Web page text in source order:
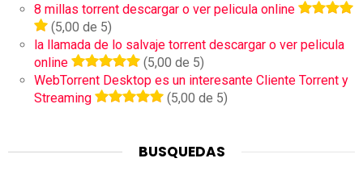
8 millas torrent descargar o ver pelicula online
(5,00 de 5)
la llamada de lo salvaje torrent descargar o ver pelicula
online
(5,00 de 5)
WebTorrent Desktop es un interesante Cliente Torrent y
Streaming
(5,00 de 5)
BUSQUEDAS